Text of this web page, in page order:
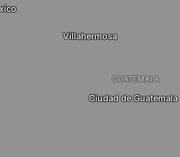
GUATEMALA
Ciudad de Guatemala
Villahermosa